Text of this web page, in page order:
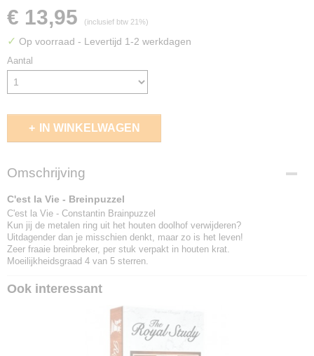
€ 13,95 (inclusief btw 21%)
✓ Op voorraad - Levertijd 1-2 werkdagen
Aantal
IN WINKELWAGEN
Omschrijving
C'est la Vie - Breinpuzzel
C'est la Vie - Constantin Brainpuzzel
Kun jij de metalen ring uit het houten doolhof verwijderen?
Uitdagender dan je misschien denkt, maar zo is het leven!
Zeer fraaie breinbreker, per stuk verpakt in houten krat.
Moeilijkheidsgraad 4 van 5 sterren.
Ook interessant